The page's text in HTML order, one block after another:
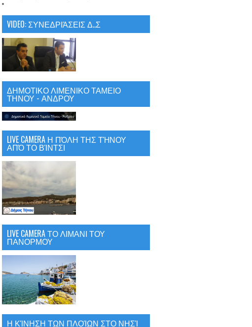
VIDEO: ΣΥΝΕΔΡΙΆΣΕΙΣ Δ..Σ
ΔΗΜΟΤΙΚΟ ΛΙΜΕΝΙΚΟ ΤΑΜΕΙΟ
ΤΗΝΟΥ - ΑΝΔΡΟΥ
LIVE CAMERA Η ΠΌΛΗ ΤΗΣ ΤΉΝΟΥ
ΑΠΌ ΤΟ ΒΊΝΤΣΙ
LIVE CAMERA ΤΟ ΛΙΜΑΝΙ ΤΟΥ
ΠΑΝΟΡΜΟΥ
Η ΚΊΝΗΣΗ ΤΩΝ ΠΛΟΊΩΝ ΣΤΟ ΝΗΣΊ